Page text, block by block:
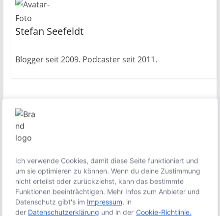
Ich verwende Cookies, damit diese Seite funktioniert und
um sie optimieren zu können. Wenn du deine Zustimmung
nicht erteilst oder zurückziehst, kann das bestimmte
Funktionen beeinträchtigen. Mehr Infos zum Anbieter und
Datenschutz gibt's im Impressum, in
der Datenschutzerklärung und in der Cookie-Richtlinie.
Stefan Seefeldt
Blogger seit 2009. Podcaster seit 2011.
Das könnte dir auch gefallen
Wir können nicht mehr zuhören
19. Januar 2015